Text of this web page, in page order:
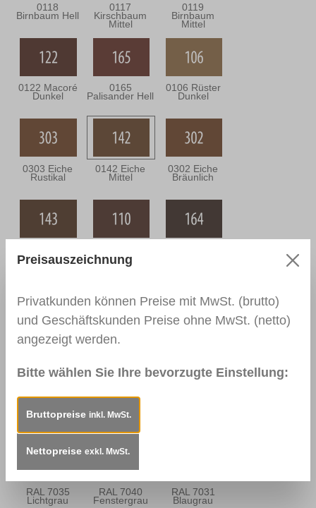
0118
Birnbaum Hell
0117
Kirschbaum
Mittel
0119
Birnbaum
Mittel
0122 Macoré
Dunkel
0165
Palisander Hell
0106 Rüster
Dunkel
0303 Eiche
Rustikal
0142 Eiche
Mittel
0302 Eiche
Bräunlich
Dunkel Nussbaum
Mittel
Mahagoni Hell Mahagoni
Dunkel
RAL 9010
Reinweiß
RAL 9016
Verkehrsweiß
RAL 7035
Lichtgrau
RAL 7040
Fenstergrau
RAL 7031
Blaugrau
Preisauszeichnung
Privatkunden können Preise mit MwSt. (brutto)
und Geschäftskunden Preise ohne MwSt. (netto)
angezeigt werden.
Bitte wählen Sie Ihre bevorzugte Einstellung:
Bruttopreise inkl. MwSt.
Nettopreise exkl. MwSt.